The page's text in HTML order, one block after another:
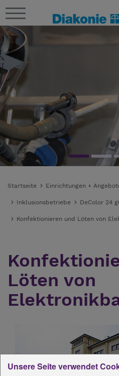
Startseite Einrichtungen +
Inklusionsbetriebe DeColor 24
Konfektionieren und Löten von
Löten von
Unsere Seite verwendet